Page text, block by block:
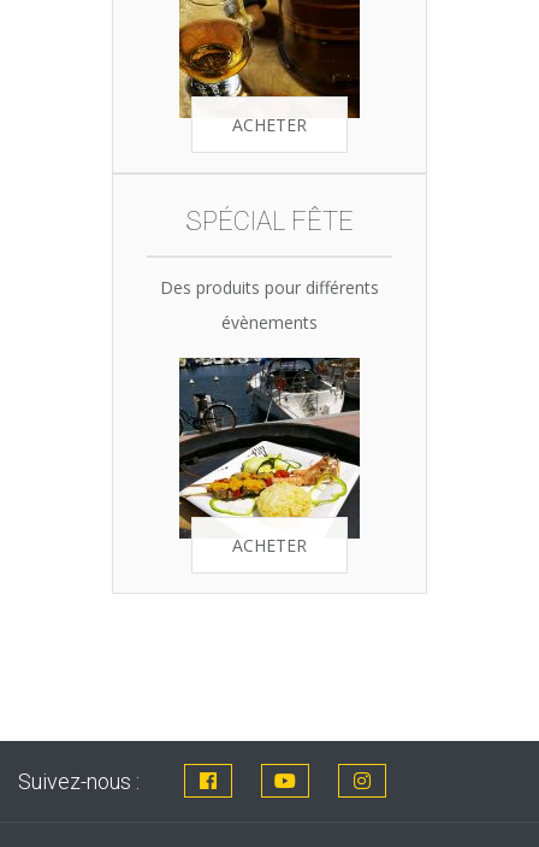
ACHETER
SPÉCIAL FÊTE
Des produits pour différents
évènements
ACHETER
Suivez-nous :